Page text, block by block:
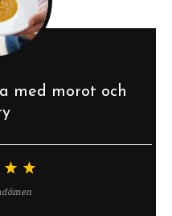
med morot och
5
4
stjärnor